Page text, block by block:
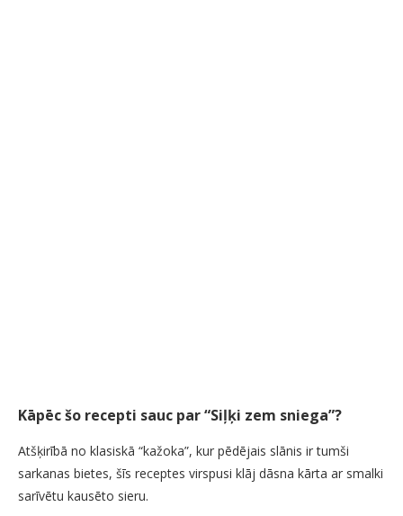
Kāpēc šo recepti sauc par “Siļķi zem sniega”?
Atšķirībā no klasiskā “kažoka”, kur pēdējais slānis ir tumši
sarkanas bietes, šīs receptes virspusi klāj dāsna kārta ar smalki
sarīvētu kausēto sieru.